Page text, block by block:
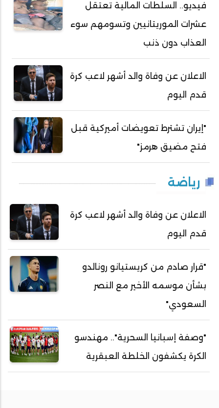
فيديو.. السلطات المالية تعتقل
عشرات الموريتانيين وتسومهم سوء
العذاب دون ذنب
الاعلان عن وفاة والد أشهر لاعب كرة
قدم اليوم
"إيران تشترط تعويضات أميركية قبل
فتح مضيق هرمز"
رياضة
الاعلان عن وفاة والد أشهر لاعب كرة
قدم اليوم
"قرار صادم من كريستيانو رونالدو
بشأن موسمه الأخير مع النصر
السعودي"
"وصفة إسبانيا السحرية".. مهندسو
الكرة يكشفون الخلطة العبقرية